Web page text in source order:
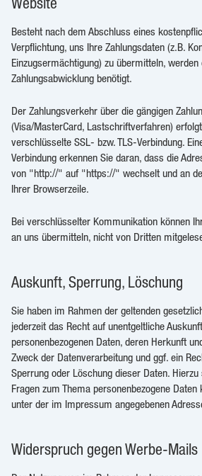
Besteht nach dem Abschluss eines
Verpflichtung, uns Ihre Zahlungsdaten (z.B.
Einzugsermächtigung) zu übermitteln,
Zahlungsabwicklung benötigt.
Der Zahlungsverkehr über die gängigen
(Visa/MasterCard, Lastschriftverfahren)
verschlüsselte SSL- bzw. TLS-Verbindung.
Verbindung erkennen Sie daran, dass die
von "http://" auf "https://" wechselt und an
Ihrer Browserzeile.
Bei verschlüsselter Kommunikation können
an uns übermitteln, nicht von Dritten
Auskunft, Sperrung, Löschung
Sie haben im Rahmen der geltenden
jederzeit das Recht auf unentgeltliche
personenbezogenen Daten, deren Herkunft
Zweck der Datenverarbeitung und ggf. ein
Sperrung oder Löschung dieser Daten.
Fragen zum Thema personenbezogene
unter der im Impressum angegebenen
Widerspruch gegen Werbe-Mails